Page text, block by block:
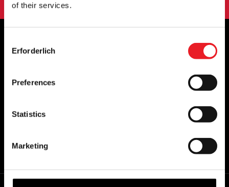
of their services.
Selection
Erforderlich
Preferences
Statistics
Marketing
OFFIZIELLE UK & EUROPÄISCHE